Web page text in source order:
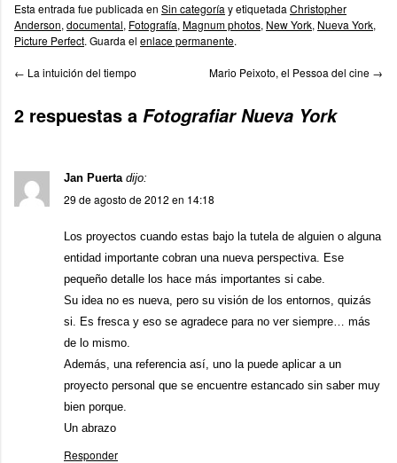
Esta entrada fue publicada en Sin categoría y etiquetada Christopher
Anderson, documental, Fotografía, Magnum photos, New York, Nueva York,
Picture Perfect. Guarda el enlace permanente.
← La intuición del tiempo Mario Peixoto, el Pessoa del cine →
2 respuestas a Fotografiar Nueva York
Jan Puerta dijo:
29 de agosto de 2012 en 14:18
Los proyectos cuando estas bajo la tutela de alguien o alguna
entidad importante cobran una nueva perspectiva. Ese
pequeño detalle los hace más importantes si cabe.
Su idea no es nueva, pero su visión de los entornos, quizás
si. Es fresca y eso se agradece para no ver siempre… más
de lo mismo.
Además, una referencia así, uno la puede aplicar a un
proyecto personal que se encuentre estancado sin saber muy
bien porque.
Un abrazo
Responder